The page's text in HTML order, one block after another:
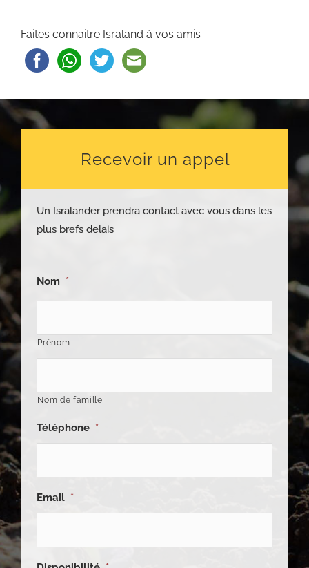
Faites connaitre Israland à vos amis
Recevoir un appel
Un Isralander prendra contact avec vous dans les
plus brefs delais
Nom *
Prénom
Nom de famille
Téléphone *
Email *